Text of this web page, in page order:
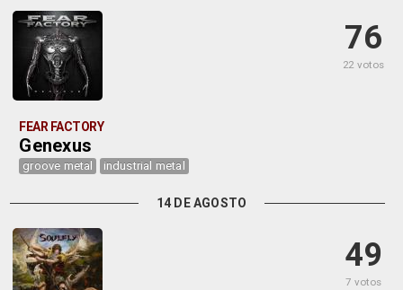
76
22 votos
FEAR FACTORY
Genexus
groove metal industrial metal
14 DE AGOSTO
49
7 votos